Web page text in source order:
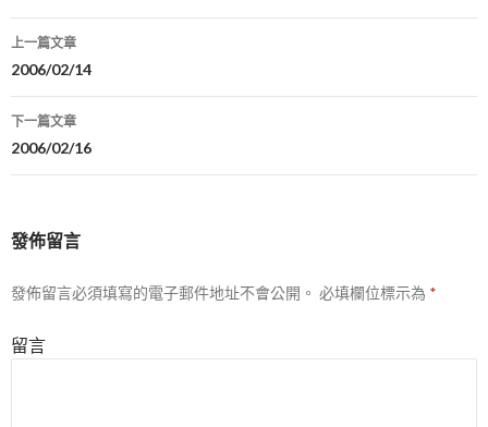
文
章
導
列
上一篇文章
2006/02/14
下一篇文章
2006/02/16
發佈留言
發佈留言必須填寫的電子郵件地址不會公開。 必填欄位標示為 *
留言